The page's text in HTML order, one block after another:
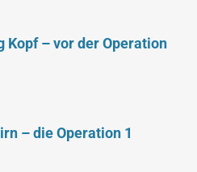
Kopf – vor der Operation
– die Operation 1